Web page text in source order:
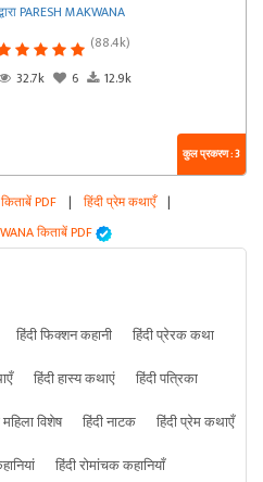
PARESH MAKWANA
(88.4k)
32.7k
6 12.9k
कुल प्रकरण : 3
किताबें PDF | हिंदी प्रेम कथाएँ |
किताबें PDF
हिंदी फिक्शन कहानी
हिंदी प्रेरक कथा
हिंदी हास्य कथाएं
हिंदी पत्रिका
महिला विशेष हिंदी नाटक
हिंदी प्रेम कथाएँ
हिंदी रोमांचक कहानियाँ